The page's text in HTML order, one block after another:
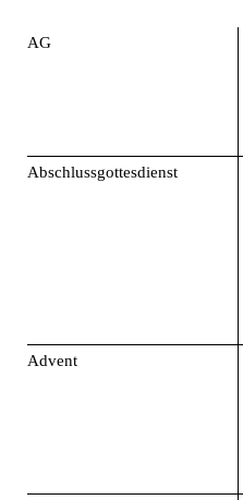
AG
Abschlussgottesdienst
Advent